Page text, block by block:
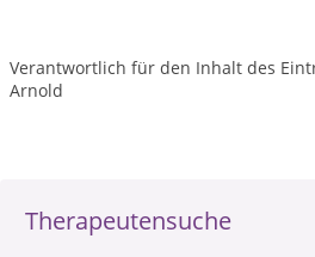
Therapeutensuche
Verantwortlich für den Inhalt des
Arnold